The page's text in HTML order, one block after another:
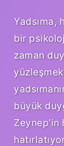
Yadsıma,
bir
zaman
büyük